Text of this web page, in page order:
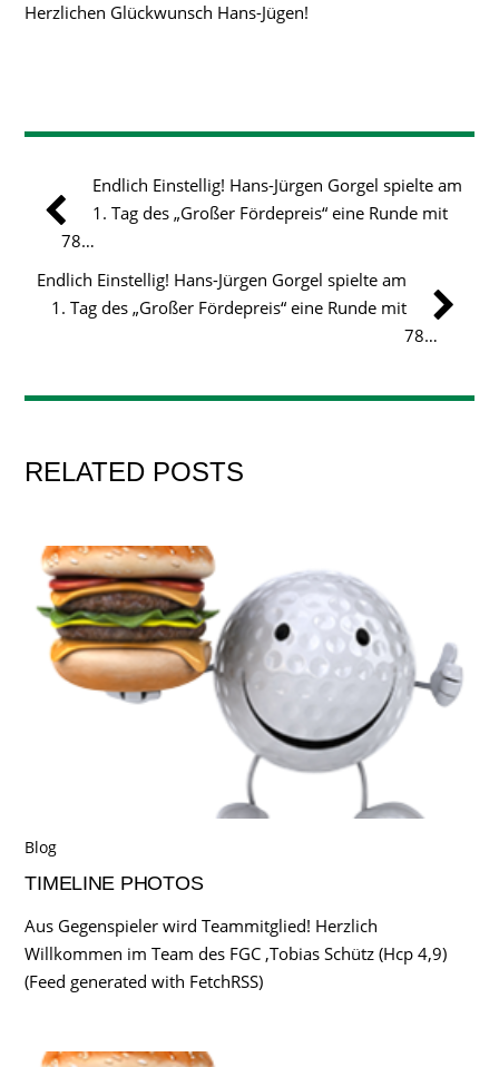
Herzlichen Glückwunsch Hans-Jügen!
Endlich Einstellig! Hans-Jürgen Gorgel spielte am
1. Tag des „Großer Fördepreis“ eine Runde mit
78…
Endlich Einstellig! Hans-Jürgen Gorgel spielte am
1. Tag des „Großer Fördepreis“ eine Runde mit
78…
RELATED POSTS
Blog
TIMELINE PHOTOS
Aus Gegenspieler wird Teammitglied! Herzlich
Willkommen im Team des FGC ,Tobias Schütz (Hcp 4,9)
(Feed generated with FetchRSS)